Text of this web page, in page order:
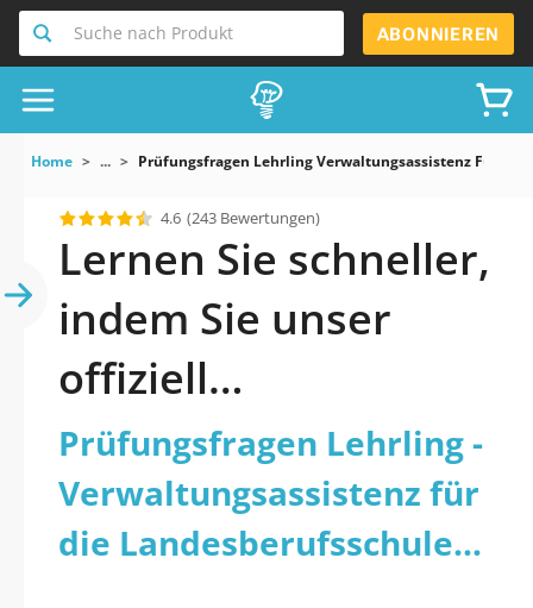
Suche nach Produkt ABONNIEREN
Home ... Prüfungsfragen Lehrling Verwaltungsassistenz Für
4.6 (243 Bewertungen)
Lernen Sie schneller,
indem Sie unser
offiziell
aktualisiertes
Prüfungsfragen
Lehrling -
Prüfungsfragen Lehrling -
Verwaltungsassistenz für
die Landesberufsschule